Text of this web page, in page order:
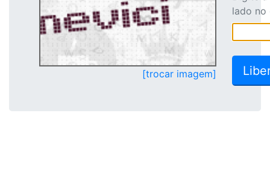
[trocar imagem]
lado no